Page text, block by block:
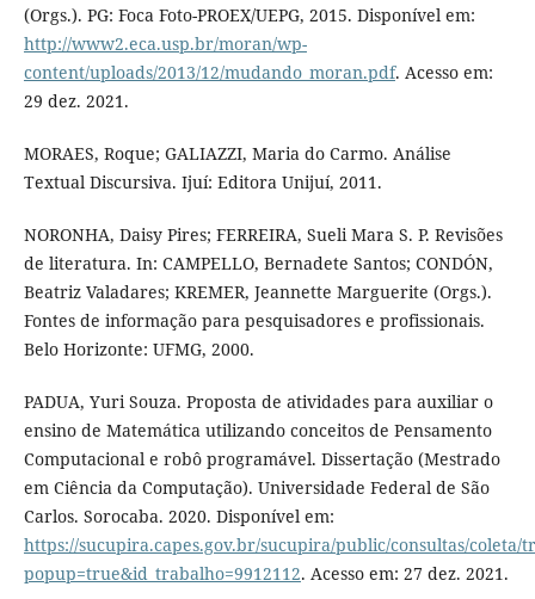
(Orgs.). PG: Foca Foto-PROEX/UEPG, 2015. Disponível em:
http://www2.eca.usp.br/moran/wp-
content/uploads/2013/12/mudando_moran.pdf. Acesso em:
29 dez. 2021.
MORAES, Roque; GALIAZZI, Maria do Carmo. Análise
Textual Discursiva. Ijuí: Editora Unijuí, 2011.
NORONHA, Daisy Pires; FERREIRA, Sueli Mara S. P. Revisões
de literatura. In: CAMPELLO, Bernadete Santos; CONDÓN,
Beatriz Valadares; KREMER, Jeannette Marguerite (Orgs.).
Fontes de informação para pesquisadores e profissionais.
Belo Horizonte: UFMG, 2000.
PADUA, Yuri Souza. Proposta de atividades para auxiliar o
ensino de Matemática utilizando conceitos de Pensamento
Computacional e robô programável. Dissertação (Mestrado
em Ciência da Computação). Universidade Federal de São
Carlos. Sorocaba. 2020. Disponível em:
https://sucupira.capes.gov.br/sucupira/public/consultas/coleta/
popup=true&id_trabalho=9912112. Acesso em: 27 dez. 2021.